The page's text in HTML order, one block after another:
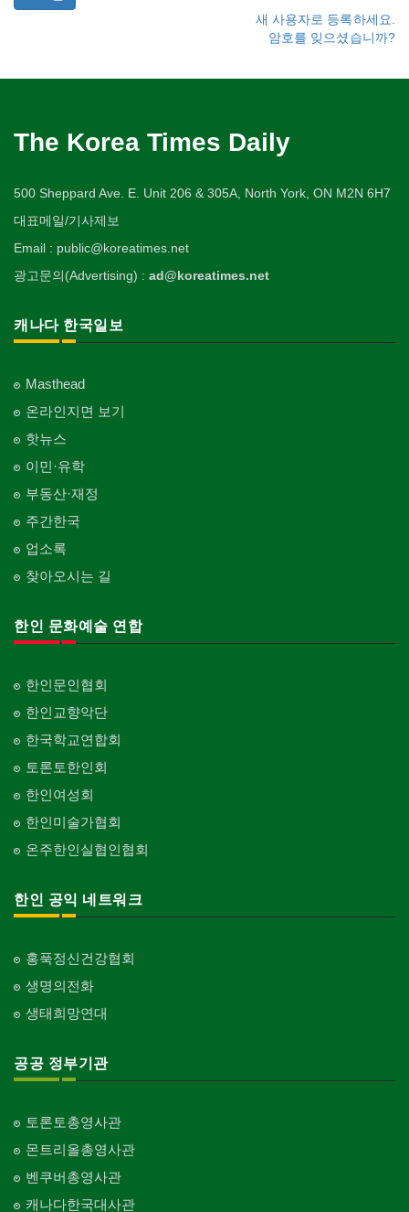
새 사용자로 등록하세요.
암호를 잊으셨습니까?
The Korea Times Daily
500 Sheppard Ave. E. Unit 206 & 305A, North York, ON M2N 6H7
대표메일/기사제보
Email : public@koreatimes.net
광고문의(Advertising) : ad@koreatimes.net
캐나다 한국일보
Masthead
온라인지면 보기
핫뉴스
이민·유학
부동산·재정
주간한국
업소록
찾아오시는 길
한인 문화예술 연합
한인문인협회
한인교향악단
한국학교연합회
토론토한인회
한인여성회
한인미술가협회
온주한인실협인협회
한인 공익 네트워크
홍푹정신건강협회
생명의전화
생태희망연대
공공 정부기관
토론토총영사관
몬트리올총영사관
벤쿠버총영사관
캐나다한국대사관